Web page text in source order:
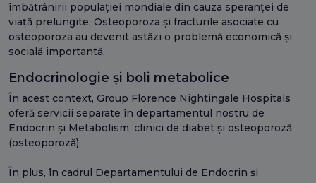
îmbătrânirii populației mondiale din cauza speranței de
viață prelungite. Osteoporoza și fracturile asociate cu
osteoporoza au devenit astăzi o problemă economică și
socială importantă.
Endocrinologie și boli metabolice
În acest context, Group Florence Nightingale Hospitals
oferă servicii separate în departamentul nostru de
Endocrin și Metabolism, clinici de diabet și osteoporoză
(osteoporoză).
În plus, în cadrul Departamentului de Endocrin și